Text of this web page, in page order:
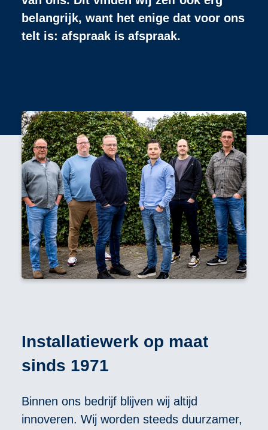
belangrijk, want het enige dat voor ons
telt is: afspraak is afspraak.
Installatiewerk op maat
sinds 1971
Binnen ons bedrijf blijven wij altijd
innoveren. Wij worden steeds duurzamer,